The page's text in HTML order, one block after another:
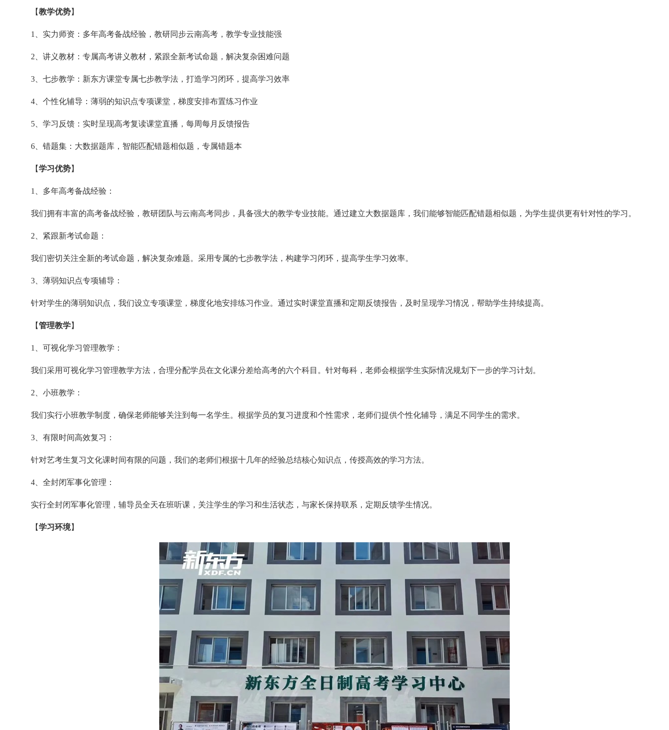
【教学优势】
1、实力师资：多年高考备战经验，教研同步云南高考，教学专业技能强
2、讲义教材：专属高考讲义教材，紧跟全新考试命题，解决复杂困难问题
3、七步教学：新东方课堂专属七步教学法，打造学习闭环，提高学习效率
4、个性化辅导：薄弱的知识点专项课堂，梯度安排布置练习作业
5、学习反馈：实时呈现高考复读课堂直播，每周每月反馈报告
6、错题集：大数据题库，智能匹配错题相似题，专属错题本
【学习优势】
1、多年高考备战经验：
我们拥有丰富的高考备战经验，教研团队与云南高考同步，具备强大的教学专业技能。通过建立大数据题库，我们能够智能匹配错题相似题，为学生提供更有针对性的学习。
2、紧跟新考试命题：
我们密切关注全新的考试命题，解决复杂难题。采用专属的七步教学法，构建学习闭环，提高学生学习效率。
3、薄弱知识点专项辅导：
针对学生的薄弱知识点，我们设立专项课堂，梯度化地安排练习作业。通过实时课堂直播和定期反馈报告，及时呈现学习情况，帮助学生持续提高。
【管理教学】
1、可视化学习管理教学：
我们采用可视化学习管理教学方法，合理分配学员在文化课分差给高考的六个科目。针对每科，老师会根据学生实际情况规划下一步的学习计划。
2、小班教学：
我们实行小班教学制度，确保老师能够关注到每一名学生。根据学员的复习进度和个性需求，老师们提供个性化辅导，满足不同学生的需求。
3、有限时间高效复习：
针对艺考生复习文化课时间有限的问题，我们的老师们根据十几年的经验总结核心知识点，传授高效的学习方法。
4、全封闭军事化管理：
实行全封闭军事化管理，辅导员全天在班听课，关注学生的学习和生活状态，与家长保持联系，定期反馈学生情况。
【学习环境】